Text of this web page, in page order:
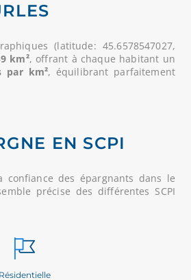
(latitude: 45.6578547027,
km², offrant à chaque habitant un
par km², équilibrant parfaitement
EN SCPI
confiance des épargnants dans le
précise des différentes SCPI